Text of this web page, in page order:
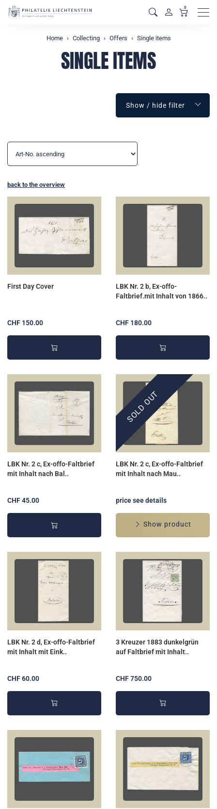
0
Home Collecting Offers Single items
SINGLE ITEMS
Show / hide filter
back to the overview
First Day Cover
CHF 150.00
LBK Nr. 2 b, Ex-offo-
Faltbrief.mit Inhalt von 1866..
CHF 180.00
LBK Nr. 2 c, Ex-offo-Faltbrief
mit Inhalt nach Bal..
CHF 45.00
SOLD OUT
LBK Nr. 2 c, Ex-offo-Faltbrief
mit Inhalt nach Mau..
price see details
Show product
LBK Nr. 2 d, Ex-offo-Faltbrief
mit Inhalt mit Eink..
CHF 60.00
3 Kreuzer 1883 dunkelgrün
auf Faltbrief mit Inhalt..
CHF 750.00